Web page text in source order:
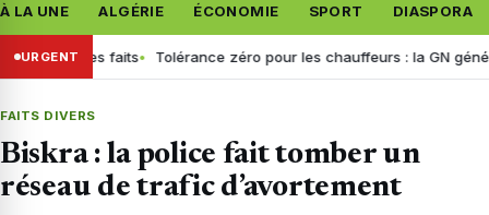
À LA UNE ALGÉRIE ÉCONOMIE SPORT DIASPORA
URGENT
les faits Tolérance zéro pour les chauffeurs : la GN généralise
FAITS DIVERS
Biskra : la police fait tomber un
réseau de trafic d’avortement